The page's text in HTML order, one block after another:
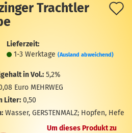
Trachtler
Lieferzeit:
1-3 Werktage (Ausland abweichend)
in Vol.: 5,2%
Euro MEHRWEG
Liter: 0,50
Wasser, GERSTENMALZ; Hopfen, Hefe
Um dieses Produkt zu